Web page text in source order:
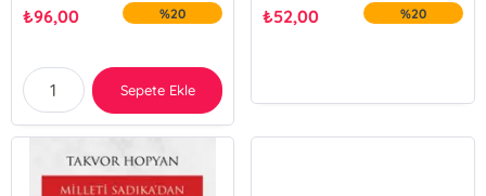
₺96,00 %20
Sepete Ekle
₺52,00 %20